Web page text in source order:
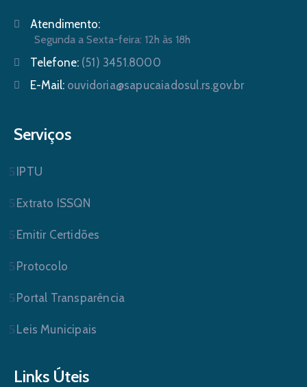
Atendimento:
Segunda a Sexta-feira: 12h às 18h
Telefone: (51) 3451.8000
E-Mail: ouvidoria@sapucaiadosul.rs.gov.br
Serviços
IPTU
Extrato ISSQN
Emitir Certidões
Protocolo
Portal Transparência
Leis Municipais
Links Úteis